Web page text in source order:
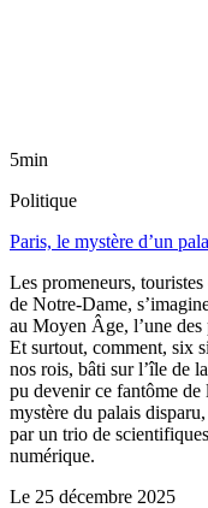
5min
Politique
Paris, le mystère d’un
Les promeneurs,
de Notre-Dame,
au Moyen Âge, l’une des
Et surtout, comment, six
nos rois, bâti sur l’île de
pu devenir ce fantôme
mystère du palais
par un trio de
numérique.
Le 25 décembre 2025